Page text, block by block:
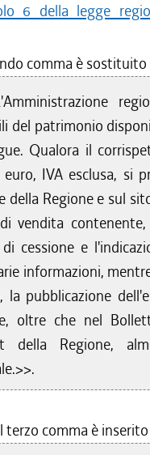
6 della legge
comma è
del patrimonio
Qualora il
IVA esclusa, si
della Regione e sul
vendita
cessione e
informazioni,
la pubblicazione
oltre che nel
della Regione,
terzo comma è